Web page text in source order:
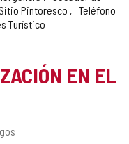
Pintoresco
Teléfono
Turístico
EN EL